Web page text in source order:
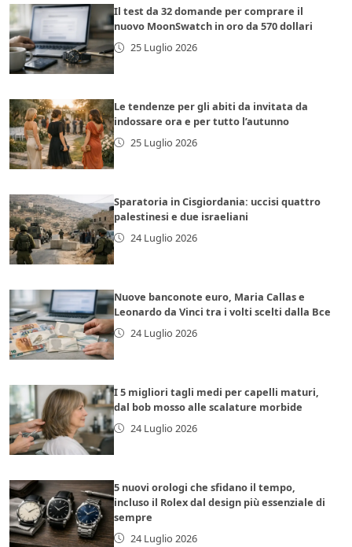
Il test da 32 domande per comprare il
nuovo MoonSwatch in oro da 570 dollari
25 Luglio 2026
Le tendenze per gli abiti da invitata da
indossare ora e per tutto l’autunno
25 Luglio 2026
Sparatoria in Cisgiordania: uccisi quattro
palestinesi e due israeliani
24 Luglio 2026
Nuove banconote euro, Maria Callas e
Leonardo da Vinci tra i volti scelti dalla Bce
24 Luglio 2026
I 5 migliori tagli medi per capelli maturi,
dal bob mosso alle scalature morbide
24 Luglio 2026
5 nuovi orologi che sfidano il tempo,
incluso il Rolex dal design più essenziale di
sempre
24 Luglio 2026